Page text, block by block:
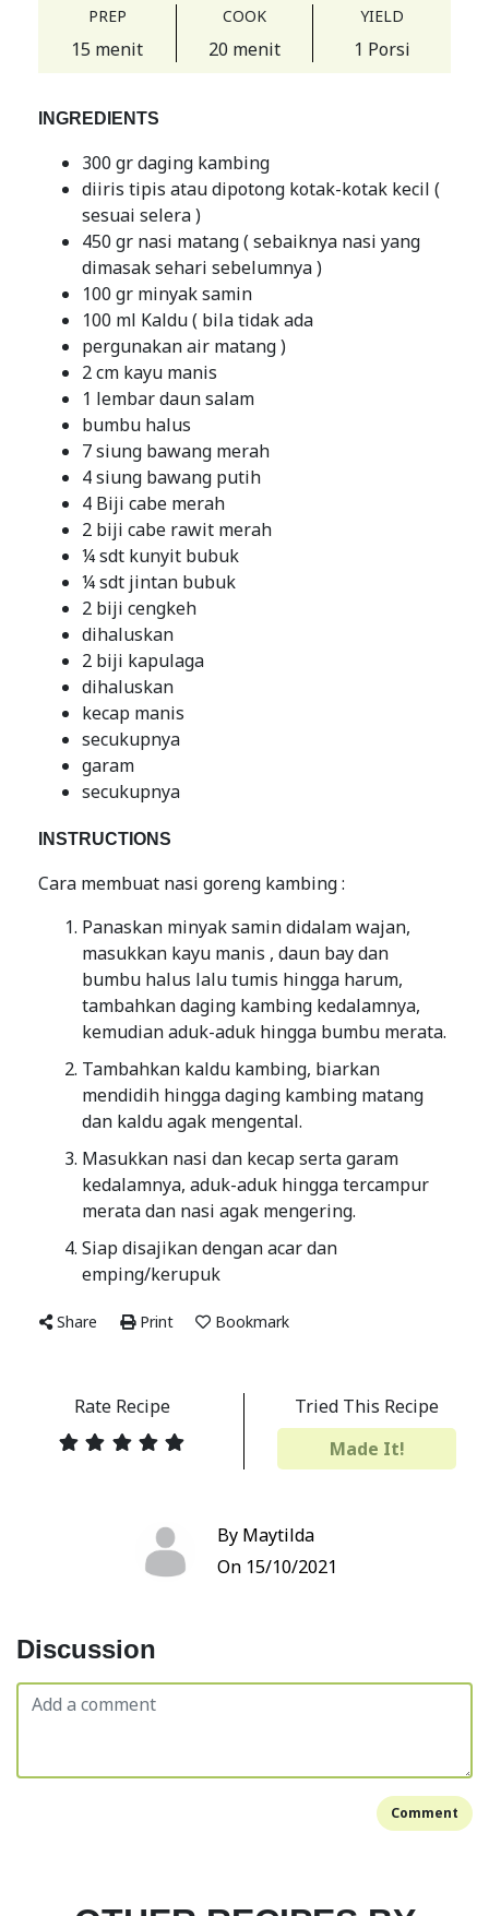
PREP
15 menit
COOK
20 menit
YIELD
1 Porsi
INGREDIENTS
300 gr daging kambing
diiris tipis atau dipotong kotak-kotak kecil (
sesuai selera )
450 gr nasi matang ( sebaiknya nasi yang
dimasak sehari sebelumnya )
100 gr minyak samin
100 ml Kaldu ( bila tidak ada
pergunakan air matang )
2 cm kayu manis
1 lembar daun salam
bumbu halus
7 siung bawang merah
4 siung bawang putih
4 Biji cabe merah
2 biji cabe rawit merah
¼ sdt kunyit bubuk
¼ sdt jintan bubuk
2 biji cengkeh
dihaluskan
2 biji kapulaga
dihaluskan
kecap manis
secukupnya
garam
secukupnya
INSTRUCTIONS
Cara membuat nasi goreng kambing :
Panaskan minyak samin didalam wajan,
masukkan kayu manis , daun bay dan
bumbu halus lalu tumis hingga harum,
tambahkan daging kambing kedalamnya,
kemudian aduk-aduk hingga bumbu merata.
Tambahkan kaldu kambing, biarkan
mendidih hingga daging kambing matang
dan kaldu agak mengental.
Masukkan nasi dan kecap serta garam
kedalamnya, aduk-aduk hingga tercampur
merata dan nasi agak mengering.
Siap disajikan dengan acar dan
emping/kerupuk
Share Print Bookmark
Rate Recipe
Tried This Recipe
Made It!
By Maytilda
On 15/10/2021
Discussion
Comment